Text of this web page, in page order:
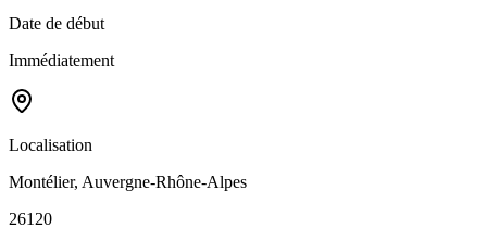
Date de début
Immédiatement
Localisation
Montélier, Auvergne-Rhône-Alpes
26120